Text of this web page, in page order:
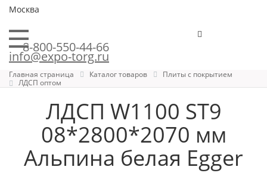
Москва
8-800-550-44-66
info@expo-torg.ru
Главная страница Каталог товаров
Плиты с покрытием
ЛДСП оптом
ЛДСП W1100 ST9
08*2800*2070 мм
Альпина белая Egger